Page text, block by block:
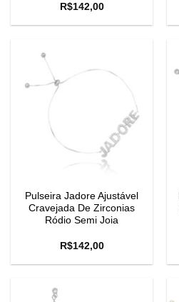
R$142,00
Pulseira Jadore Ajustável
Cravejada De Zirconias
Ródio Semi Joia
R$142,00